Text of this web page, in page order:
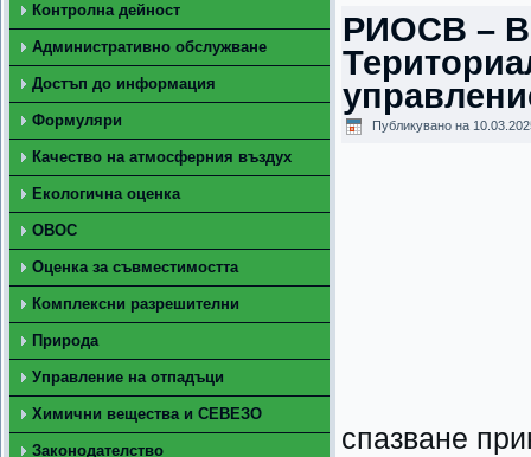
Контролна дейност
Административно обслужване
Достъп до информация
Формуляри
Качество на атмосферния въздух
Екологична оценка
ОВОС
Оценка за съвместимостта
Комплексни разрешителни
Природа
Управление на отпадъци
Химични вещества и СЕВЕЗО
Законодателство
РИОСВ –
Публикувано на
спазване